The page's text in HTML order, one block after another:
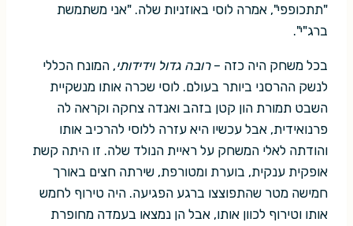
"תתכופפי", אמרה לוסי באוזניות שלה. "אני משתמשת
ברג"י".
בכל משחק היה כזה –רובה גדול וידידותי, המונח הכללי
לנשק ההרסני ביותר בעולם. לוסי שכרה אותו מנשקיית
השבט תמורת הון קטן בזהב ואנדה צחקה וקראה לה
פרנואידית, אבל עכשיו היא עזרה ללוסי להרכיב אותו
והודתה לאלי המשחק על ראיית הנולד שלה. זו היתה קשת
אופקית ענקית, בוערת ומטורפת, שירתה חצים באורך
חמישה מטר שהתפוצצו ברגע הפגיעה. היה טירוף לחמש
אותו וטירוף לכוון אותו, אבל הן נמצאו בעמדה מחופרת